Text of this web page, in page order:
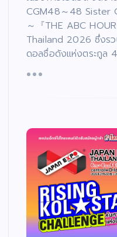
CGM48～48 Sister
～『THE ABC
Thailand 2026 ซึ่งร
ดอลชื่อดังแห่งตระกูล